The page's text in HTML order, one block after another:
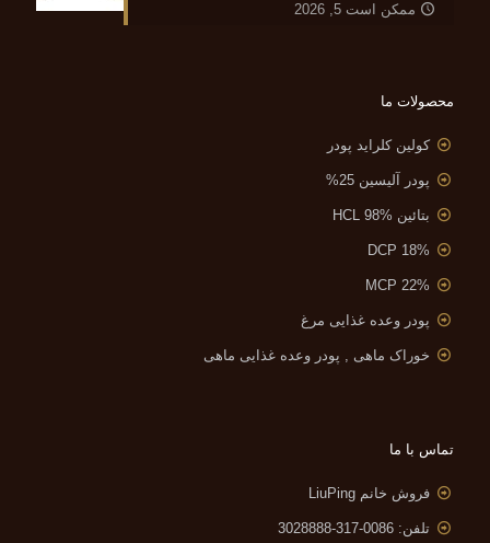
ممکن است 5, 2026
محصولات ما
کولین کلراید پودر
پودر آلیسین 25%
بتائین HCL 98%
DCP 18%
MCP 22%
پودر وعده غذایی مرغ
خوراک ماهی , پودر وعده غذایی ماهی
تماس با ما
فروش خانم LiuPing
تلفن: 0086-317-3028888